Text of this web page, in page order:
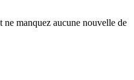
manquez aucune nouvelle de